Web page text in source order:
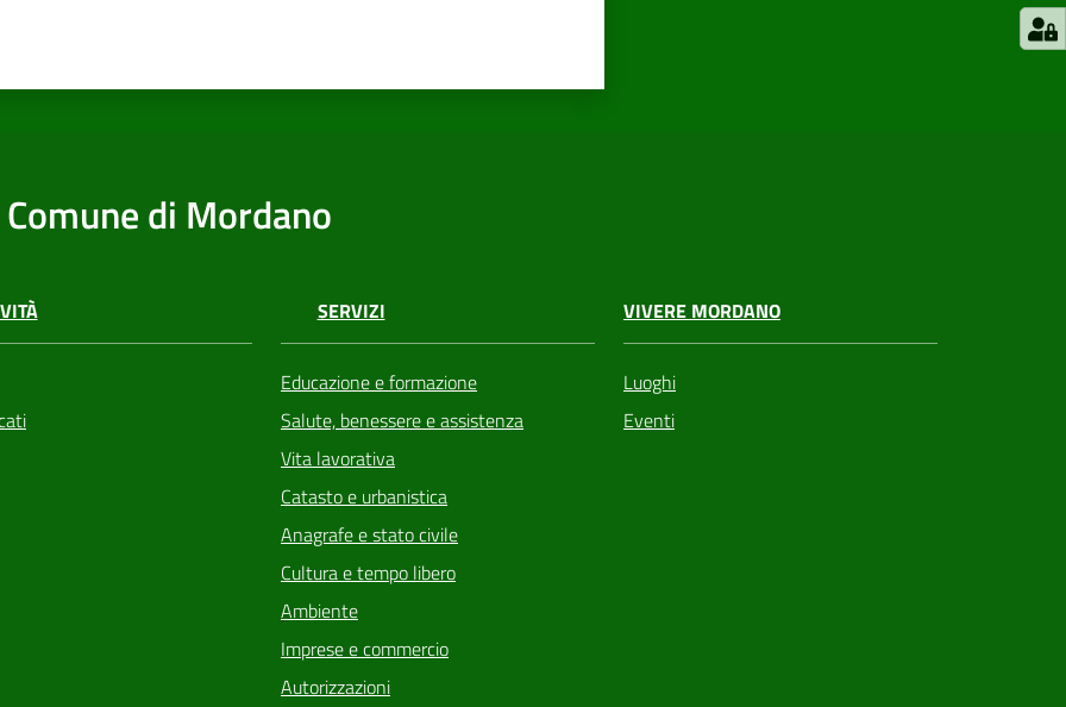
Comune di Mordano
SERVIZI
Educazione e formazione
Salute, benessere e assistenza
Vita lavorativa
Catasto e urbanistica
Anagrafe e stato civile
Cultura e tempo libero
Ambiente
Imprese e commercio
Autorizzazioni
VIVERE MORDANO
Luoghi
Eventi